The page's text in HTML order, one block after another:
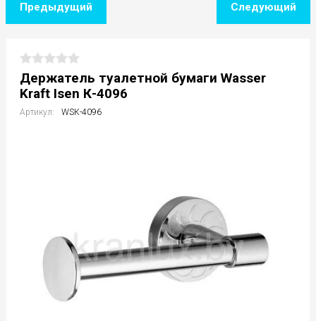
Предыдущий Следующий
Держатель туалетной бумаги Wasser
Kraft Isen К-4096
Артикул: WSК-4096